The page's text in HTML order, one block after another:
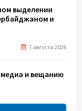
выделении
и
7 августа 2026
и вещанию
7 августа 2026